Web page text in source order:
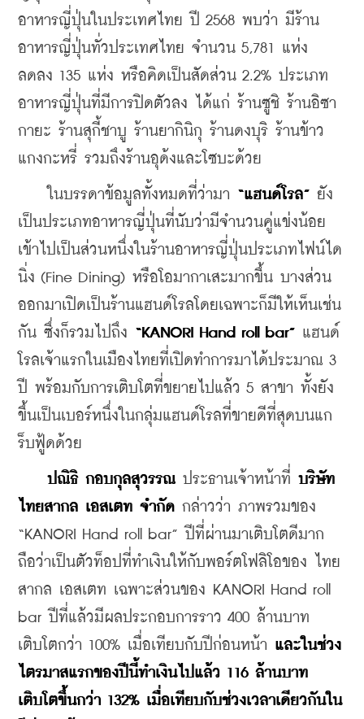
อาหารญี่ปุ่นในประเทศไทย ปี 2568 พบว่า มีร้าน
อาหารญี่ปุ่นทั่วประเทศไทย จำนวน 5,781 แห่ง
ลดลง 135 แห่ง หรือคิดเป็นสัดส่วน 2.2% ประเภท
อาหารญี่ปุ่นที่มีการปิดตัวลง ได้แก่ ร้านซูชิ ร้านอิซา
กายะ ร้านสุกี้ชาบู ร้านยากินิกุ ร้านดงบุริ ร้านข้าว
แกงกะหรี่ รวมถึงร้านอุด้งและโซบะด้วย
ในบรรดาข้อมูลทั้งหมดที่ว่ามา “แฮนด์โรล” ยัง
เป็นประเภทอาหารญี่ปุ่นที่นับว่ามีจำนวนคู่แข่งน้อย
เข้าไปเป็นส่วนหนึ่งในร้านอาหารญี่ปุ่นประเภทไฟน์ได
นิ่ง (Fine Dining) หรือโอมากาเสะมากขึ้น บางส่วน
ออกมาเปิดเป็นร้านแฮนด์โรลโดยเฉพาะก็มีให้เห็นเช่น
กัน ซึ่งก็รวมไปถึง “KANORI Hand roll bar” แฮนด์
โรลเจ้าแรกในเมืองไทยที่เปิดทำการมาได้ประมาณ 3
ปี พร้อมกับการเติบโตที่ขยายไปแล้ว 5 สาขา ทั้งยัง
ขึ้นเป็นเบอร์หนึ่งในกลุ่มแฮนด์โรลที่ขายดีที่สุดบนแก
ร็บฟู้ดด้วย
ปณิธิ กอบกุลสุวรรณ ประธานเจ้าหน้าที่ บริษัท
ไทยสากล เอสเตท จำกัด กล่าวว่า ภาพรวมของ
“KANORI Hand roll bar” ปีที่ผ่านมาเติบโตดีมาก
ถือว่าเป็นตัวท็อปที่ทำเงินให้กับพอร์ตโฟลิโอของ ไทย
สากล เอสเตท เฉพาะส่วนของ KANORI Hand roll
bar ปีที่แล้วมีผลประกอบการราว 400 ล้านบาท
เติบโตกว่า 100% เมื่อเทียบกับปีก่อนหน้า และในช่วง
ไตรมาสแรกของปีนี้ทำเงินไปแล้ว 116 ล้านบาท
เติบโตขึ้นกว่า 132% เมื่อเทียบกับช่วงเวลาเดียวกันใน